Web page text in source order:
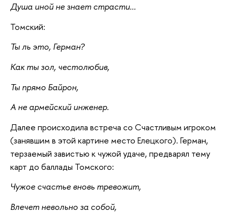
Душа иной не знает страсти...
Томский:
Ты ль это, Герман?
Как ты зол, честолюбив,
Ты прямо Байрон,
А не армейский инженер.
Далее происходила встреча со Счастливым игроком
(занявшим в этой картине место Елецкого). Герман,
терзаемый завистью к чужой удаче, предварял тему
карт до баллады Томского:
Чужое счастье вновь тревожит,
Влечет невольно за собой,